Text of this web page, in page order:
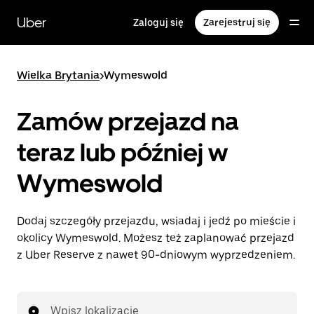
głównej
zawartości
Uber Zaloguj się Zarejestruj się
Wielka Brytania>Wymeswold
Zamów przejazd na
teraz lub później w
Wymeswold
Dodaj szczegóły przejazdu, wsiadaj i jedź po mieście i
okolicy Wymeswold. Możesz też zaplanować przejazd
z Uber Reserve z nawet 90-dniowym wyprzedzeniem.
Wpisz lokalizację